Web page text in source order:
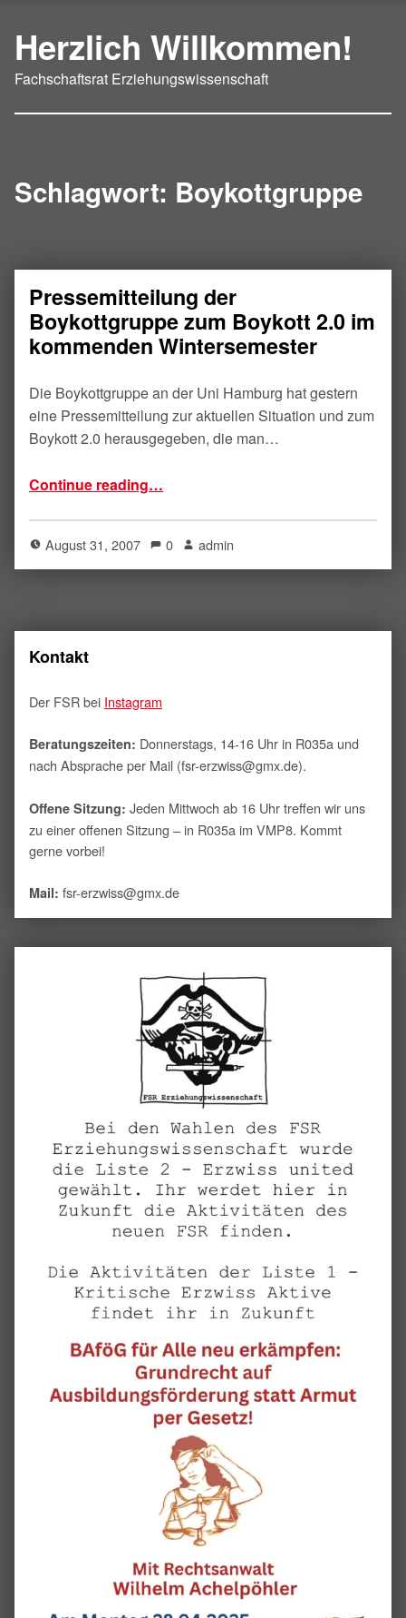
Herzlich Willkommen!
Fachschaftsrat Erziehungswissenschaft
Schlagwort: Boykottgruppe
Pressemitteilung der
Boykottgruppe zum Boykott 2.0 im
kommenden Wintersemester
Die Boykottgruppe an der Uni Hamburg hat gestern
eine Pressemitteilung zur aktuellen Situation und zum
Boykott 2.0 herausgegeben, die man…
Continue reading…
August 31, 2007 0 admin
Kontakt
Der FSR bei Instagram
Beratungszeiten: Donnerstags, 14-16 Uhr in R035a und
nach Absprache per Mail (fsr-erzwiss@gmx.de).
Offene Sitzung: Jeden Mittwoch ab 16 Uhr treffen wir uns
zu einer offenen Sitzung – in R035a im VMP8. Kommt
gerne vorbei!
Mail: fsr-erzwiss@gmx.de